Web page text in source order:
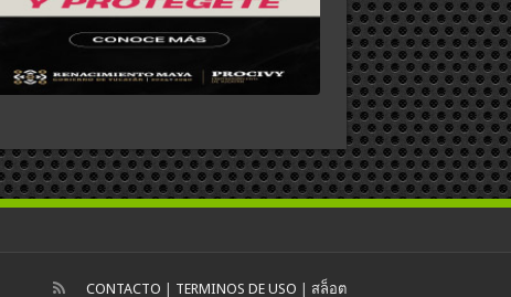
CONTACTO TERMINOS DE USO สล็อต